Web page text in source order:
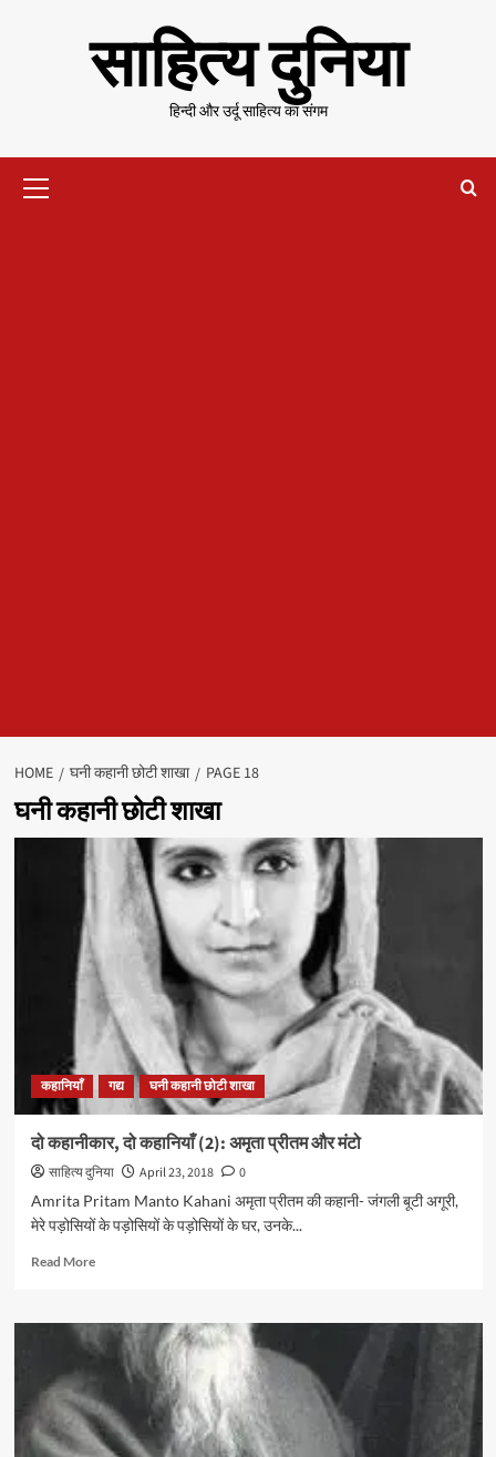
साहित्य दुनिया
हिन्दी और उर्दू साहित्य का संगम
Menu
HOME घनी कहानी छोटी शाखा PAGE 18
घनी कहानी छोटी शाखा
कहानियाँ गद्य घनी कहानी छोटी शाखा
दो कहानीकार, दो कहानियाँ (2): अमृता प्रीतम और मंटो
साहित्य दुनिया April 23, 2018
0
Amrita Pritam Manto Kahani अमृता प्रीतम की कहानी- जंगली बूटी अगूरी,
मेरे पड़ोसियों के पड़ोसियों के पड़ोसियों के घर, उनके...
Read MoreRead
दो
कहानीकार,
कहानियाँ
(2):
अमृता
प्रीतम